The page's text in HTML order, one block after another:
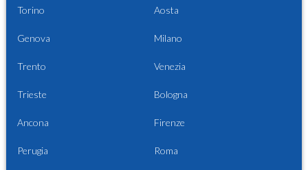
Torino Aosta
Genova Milano
Trento Venezia
Trieste Bologna
Ancona Firenze
Perugia Roma